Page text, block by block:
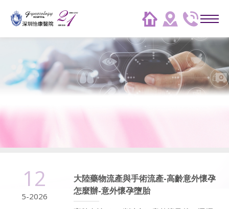
12
5-2026
大陸藥物流產與手術流產-高齡意外懷孕
怎麼辦-意外懷孕墮胎